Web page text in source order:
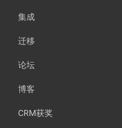
集成
迁移
论坛
博客
CRM获奖